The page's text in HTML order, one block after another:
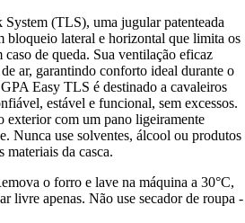
(TLS), uma jugular patenteada
bloqueio lateral e horizontal que limita os
de queda. Sua ventilação eficaz
ar, garantindo conforto ideal durante o
Easy TLS é destinado a cavaleiros
estável e funcional, sem excessos.
exterior com um pano ligeiramente
Nunca use solventes, álcool ou produtos
materiais da casca.
o forro e lave na máquina a 30°C,
livre apenas. Não use secador de roupa -